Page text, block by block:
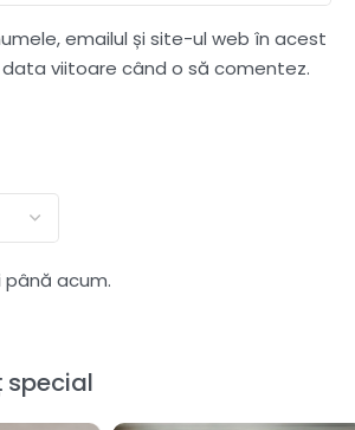
până acum.
emailul și site-ul web în acest
viitoare când o să comentez.
special